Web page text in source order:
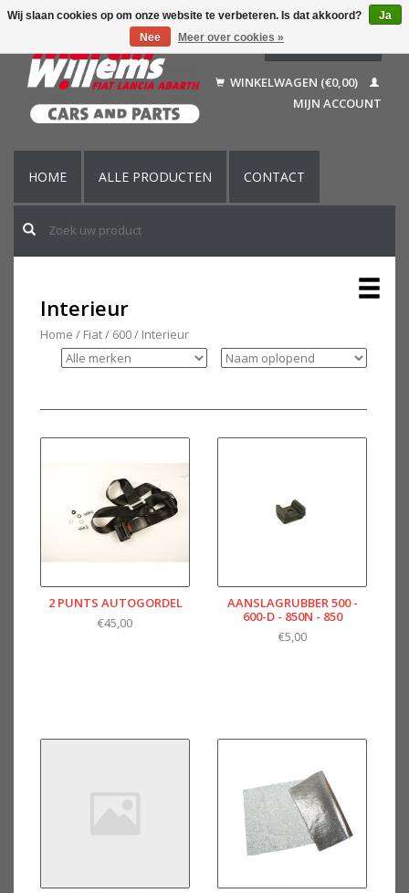
Français
English (US)
WINKELWAGEN (€0,00)
MIJN ACCOUNT
HOME ALLE PRODUCTEN CONTACT
Interieur
Home / Fiat/ 600/ Interieur
2 PUNTS AUTOGORDEL
€45,00
AANSLAGRUBBER 500 -
600-D - 850N - 850
€5,00
Wij slaan cookies op om onze website te verbeteren. Is dat akkoord?
Ja
Nee
Meer over cookies »